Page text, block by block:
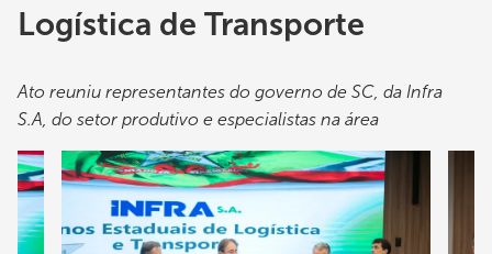
Logística de Transporte
Ato reuniu representantes do governo de SC, da Infra
S.A, do setor produtivo e especialistas na área